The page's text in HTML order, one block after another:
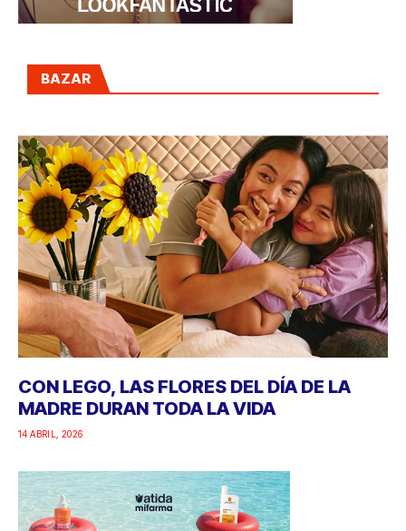
BAZAR
CON LEGO, LAS FLORES DEL DÍA DE LA
MADRE DURAN TODA LA VIDA
14 ABRIL, 2026